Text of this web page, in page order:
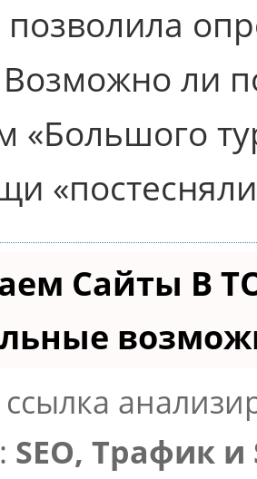
позволила
ли
«Большого
Сайты В
SEO, Трафик и